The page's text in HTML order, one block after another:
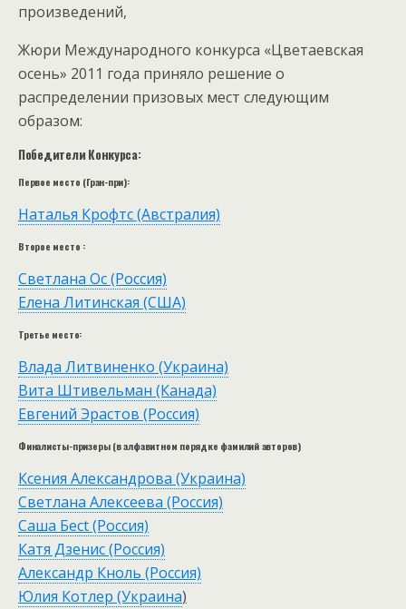
произведений,
Жюри Международного конкурса «Цветаевская
осень» 2011 года приняло решение о
распределении призовых мест следующим
образом:
Победители Конкурса:
Первое место (Гран-при):
Наталья Крофтс (Австралия)
Второе место :
Светлана Ос (Россия)
Елена Литинская (США)
Третье место:
Влада Литвиненко (Украина)
Вита Штивельман (Канада)
Евгений Эрастов (Россия)
Финалисты-призеры (в алфавитном порядке фамилий авторов)
Ксения Александрова (Украина)
Светлана Алексеева (Россия)
Саша Бeсt (Россия)
Катя Дзенис (Россия)
Александр Кноль (Россия)
Юлия Котлер (Украина)